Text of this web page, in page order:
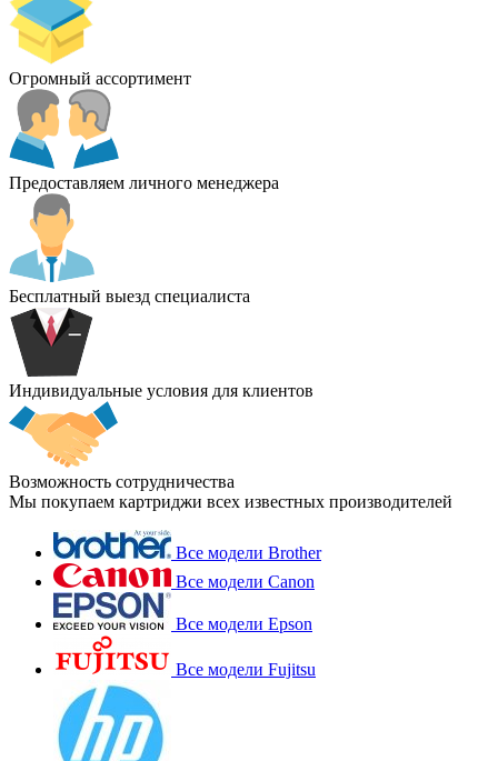
Огромный ассортимент
Предоставляем личного менеджера
Бесплатный выезд специалиста
Индивидуальные условия для клиентов
Возможность сотрудничества
Мы покупаем картриджи всех известных производителей
Все модели Brother
Все модели Canon
Все модели Epson
Все модели Fujitsu